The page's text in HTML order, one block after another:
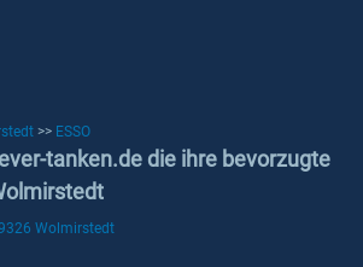
>> ESSO
tanken.de die ihre bevorzugte
Wolmirstedt